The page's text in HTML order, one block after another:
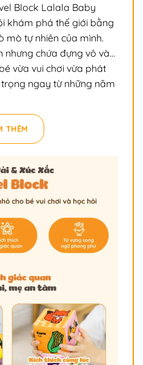
Block Lalala Baby
khám phá thế giới bằng
mò tự nhiên của mình.
nhưng chứa đựng vô vàn
vừa vui chơi vừa phát
ngay từ những năm
THÊM